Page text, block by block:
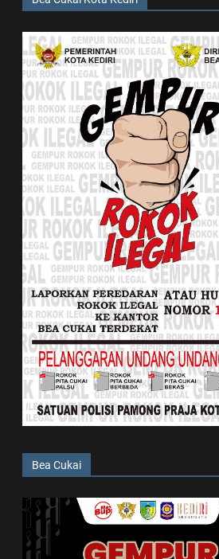
Bea Cukai